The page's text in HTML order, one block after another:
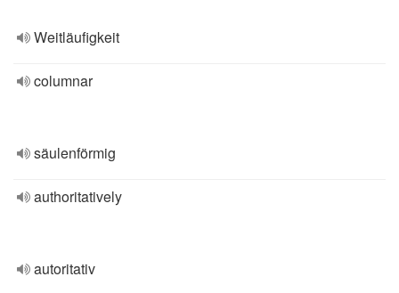
Weitläufigkeit
columnar
säulenförmig
authoritatively
autoritativ